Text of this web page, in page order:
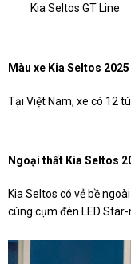
Kia Seltos GT Line
Màu xe Kia Seltos 2025
Tại Việt Nam, xe có 12
Ngoại thất Kia Seltos
Kia Seltos có vẻ bề
cùng cụm đèn LED